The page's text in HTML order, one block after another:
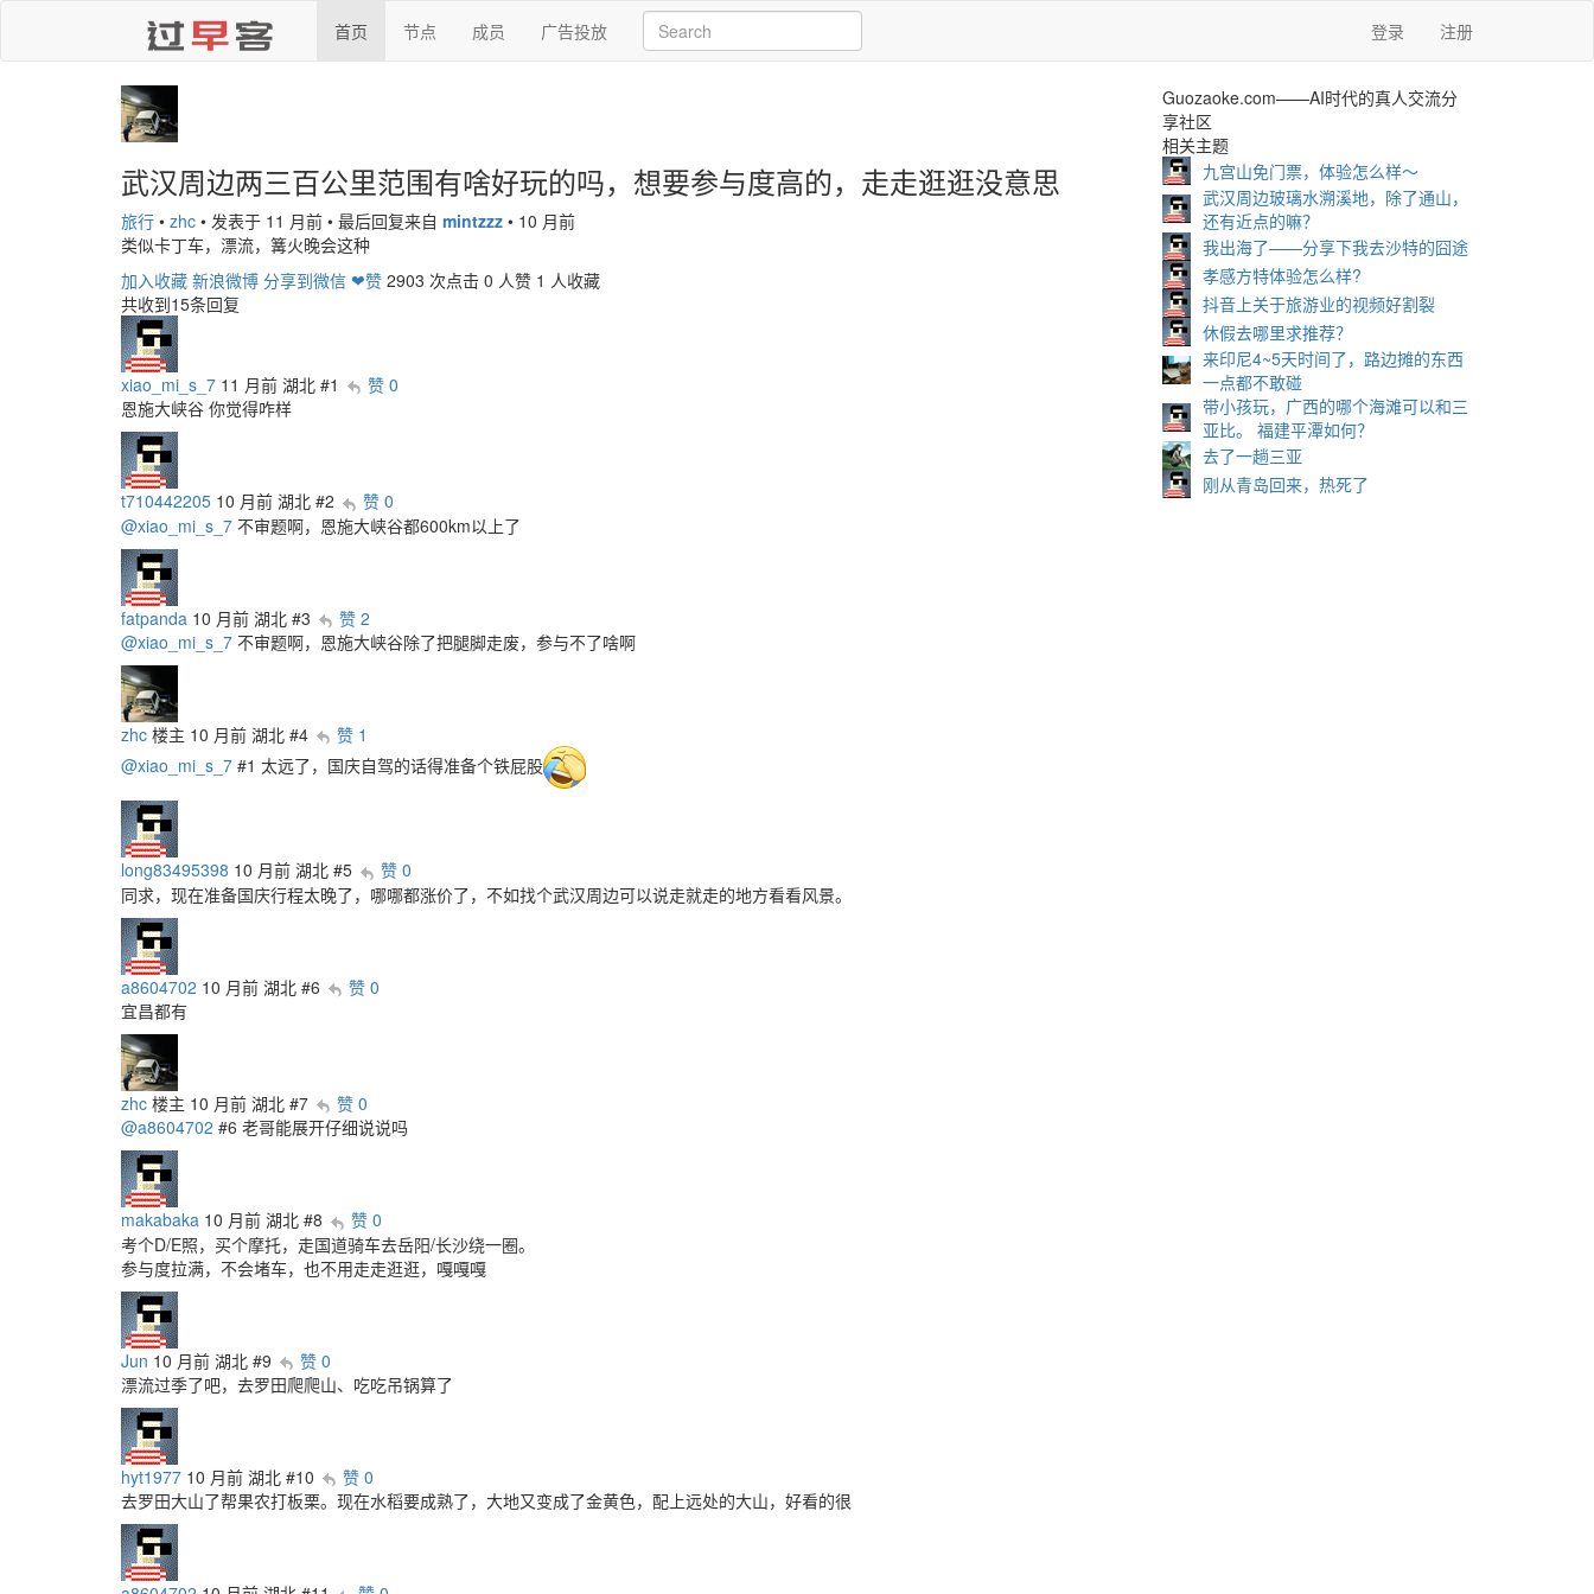
首页 节点 成员 广告投放 登录 注册
武汉周边两三百公里范围有啥好玩的吗，想要参与度高的，走走逛逛没意思
旅行 • zhc • 发表于 11 月前 • 最后回复来自 mintzzz • 10 月前
类似卡丁车，漂流，篝火晚会这种
加入收藏 新浪微博 分享到微信 ❤赞 2903 次点击 0 人赞 1 人收藏
共收到15条回复
xiao_mi_s_7 11 月前 湖北 #1
赞 0
恩施大峡谷 你觉得咋样
t710442205 10 月前 湖北 #2
赞 0
@xiao_mi_s_7 不审题啊，恩施大峡谷都600km以上了
fatpanda 10 月前 湖北 #3
赞 2
@xiao_mi_s_7 不审题啊，恩施大峡谷除了把腿脚走废，参与不了啥啊
zhc 楼主 10 月前 湖北 #4
赞 1
@xiao_mi_s_7 #1 太远了，国庆自驾的话得准备个铁屁股
long83495398 10 月前 湖北 #5
赞 0
同求，现在准备国庆行程太晚了，哪哪都涨价了，不如找个武汉周边可以说走就走的地方看看风景。
a8604702 10 月前 湖北 #6
赞 0
宜昌都有
zhc 楼主 10 月前 湖北 #7
赞 0
@a8604702 #6 老哥能展开仔细说说吗
makabaka 10 月前 湖北 #8
赞 0
考个D/E照，买个摩托，走国道骑车去岳阳/长沙绕一圈。
参与度拉满，不会堵车，也不用走走逛逛，嘎嘎嘎
Jun 10 月前 湖北 #9
赞 0
漂流过季了吧，去罗田爬爬山、吃吃吊锅算了
hyt1977 10 月前 湖北 #10
赞 0
去罗田大山了帮果农打板栗。现在水稻要成熟了，大地又变成了金黄色，配上远处的大山，好看的很
Guozaoke.com——AI时代的真人交流分
享社区
相关主题
九宫山免门票，体验怎么样～
武汉周边玻璃水溯溪地，除了通山，
还有近点的嘛？
我出海了——分享下我去沙特的囧途
孝感方特体验怎么样?
抖音上关于旅游业的视频好割裂
休假去哪里求推荐？
来印尼4~5天时间了，路边摊的东西
一点都不敢碰
带小孩玩，广西的哪个海滩可以和三
亚比。 福建平潭如何？
去了一趟三亚
刚从青岛回来，热死了